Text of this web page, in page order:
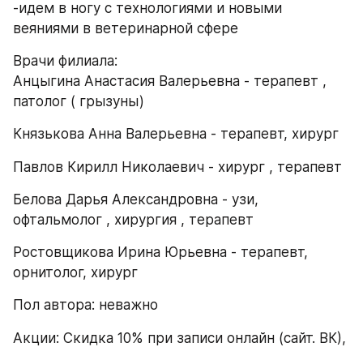
-идем в ногу с технологиями и новыми
веяниями в ветеринарной сфере
Врачи филиала:
Анцыгина Анастасия Валерьевна - терапевт ,
патолог ( грызуны)
Князькова Анна Валерьевна - терапевт, хирург
Павлов Кирилл Николаевич - хирург , терапевт
Белова Дарья Александровна - узи,
офтальмолог , хирургия , терапевт
Ростовщикова Ирина Юрьевна - терапевт,
орнитолог, хирург
Пол автора: неважно
Акции: Скидка 10% при записи онлайн (сайт. ВК),